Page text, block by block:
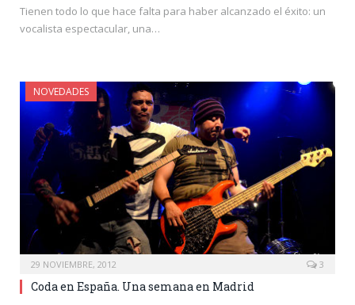
Tienen todo lo que hace falta para haber alcanzado el éxito: un
vocalista espectacular, una…
NOVEDADES
29 NOVIEMBRE, 2012 3
Coda en España. Una semana en Madrid